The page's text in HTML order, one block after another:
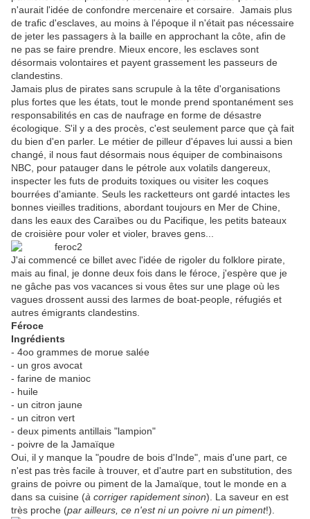
n'aurait l'idée de confondre mercenaire et corsaire. Jamais plus
de trafic d'esclaves, au moins à l'époque il n'était pas nécessaire
de jeter les passagers à la baille en approchant la côte, afin de
ne pas se faire prendre. Mieux encore, les esclaves sont
désormais volontaires et payent grassement les passeurs de
clandestins.
Jamais plus de pirates sans scrupule à la tête d'organisations
plus fortes que les états, tout le monde prend spontanément ses
responsabilités en cas de naufrage en forme de désastre
écologique. S'il y a des procès, c'est seulement parce que çà fait
du bien d'en parler. Le métier de pilleur d'épaves lui aussi a bien
changé, il nous faut désormais nous équiper de combinaisons
NBC, pour patauger dans le pétrole aux volatils dangereux,
inspecter les futs de produits toxiques ou visiter les coques
bourrées d'amiante. Seuls les racketteurs ont gardé intactes les
bonnes vieilles traditions, abordant toujours en Mer de Chine,
dans les eaux des Caraïbes ou du Pacifique, les petits bateaux
de croisière pour voler et violer, braves gens...
J'ai commencé ce billet avec l'idée de rigoler du folklore pirate,
mais au final, je donne deux fois dans le féroce, j'espère que je
ne gâche pas vos vacances si vous êtes sur une plage où les
vagues drossent aussi des larmes de boat-people, réfugiés et
autres émigrants clandestins.
Féroce
Ingrédients
- 4oo grammes de morue salée
- un gros avocat
- farine de manioc
- huile
- un citron jaune
- un citron vert
- deux piments antillais "lampion"
- poivre de la Jamaïque
Oui, il y manque la "poudre de bois d'Inde", mais d'une part, ce
n'est pas très facile à trouver, et d'autre part en substitution, des
grains de poivre ou piment de la Jamaïque, tout le monde en a
dans sa cuisine (à corriger rapidement sinon). La saveur en est
très proche (par ailleurs, ce n'est ni un poivre ni un piment!).